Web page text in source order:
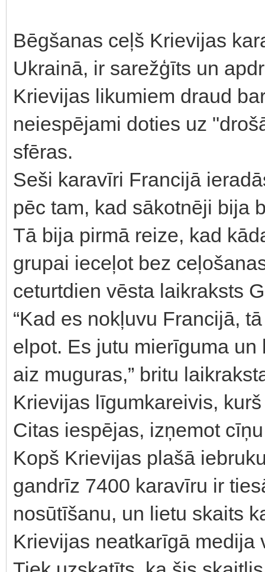
Bēgšanas ceļš Krievijas
Ukrainā, ir sarežģīts un
Krievijas likumiem draud
neiespējami doties uz
sfēras.
Seši karavīri Francijā
pēc tam, kad sākotnēji bija
Tā bija pirmā reize, kad
grupai ieceļot bez
ceturtdien vēsta laikraksts
“Kad es nokļuvu Francijā,
elpot. Es jutu mierīguma
aiz muguras,” britu
Krievijas līgumkareivis,
Citas iespējas, izņemot cīņu
Kopš Krievijas plašā
gandrīz 7400 karavīru ir
nosūtīšanu, un lietu skaits
Krievijas neatkarīgā medija